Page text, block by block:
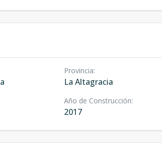
Provincia:
La Altagracia
Año de Construcción:
2017